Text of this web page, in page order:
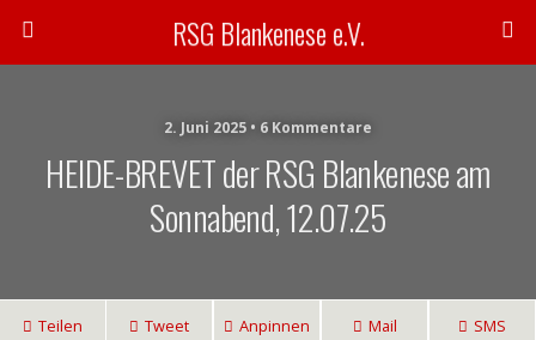
RSG Blankenese e.V.
2. Juni 2025 • 6 Kommentare
HEIDE-BREVET der RSG Blankenese am
Sonnabend, 12.07.25
Teilen Tweet Anpinnen Mail SMS